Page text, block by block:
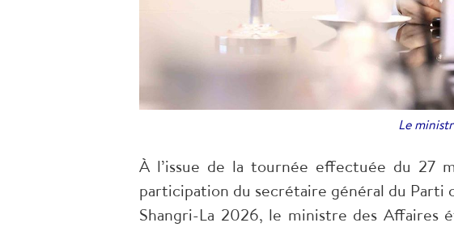
Le
À l’issue de la tournée effectuée du 27
participation du secrétaire général du Parti
Shangri-La 2026, le ministre des Affaires